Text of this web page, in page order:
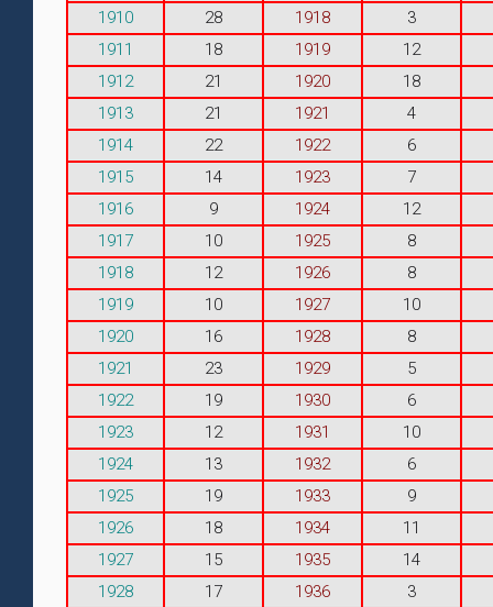
1910
28 1918
3
1911
18 1919
12
1912
21 1920
18
1913
21 1921
4
1914
22 1922
6
1915
14 1923
7
1916
9 1924
12
1917
10 1925
8
1918
12 1926
8
1919
10 1927
10
1920
16 1928
8
1921
23 1929
5
1922
19 1930
6
1923
12 1931
10
1924
13 1932
6
1925
19 1933
9
1926
18 1934
11
1927
15 1935
14
1928
17 1936
3